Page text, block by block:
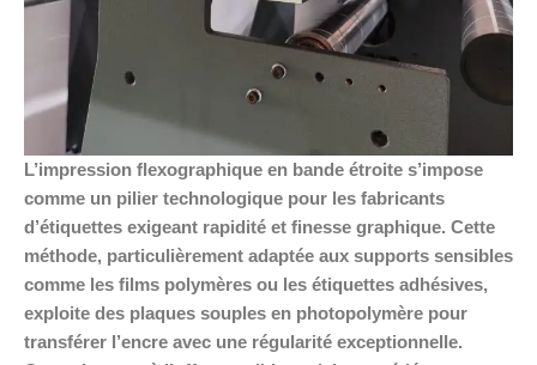
L’impression flexographique en bande étroite s’impose
comme un pilier technologique pour les fabricants
d’étiquettes exigeant rapidité et finesse graphique. Cette
méthode, particulièrement adaptée aux supports sensibles
comme les films polymères ou les étiquettes adhésives,
exploite des plaques souples en photopolymère pour
transférer l’encre avec une régularité exceptionnelle.